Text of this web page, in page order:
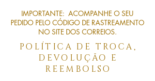
IMPORTANTE: ACOMPANHE O SEU
PEDIDO PELO CÓDIGO DE RASTREAMENTO
NO SITE DOS CORREIOS.
POLÍTICA DE TROCA,
DEVOLUÇÃO E
REEMBOLSO